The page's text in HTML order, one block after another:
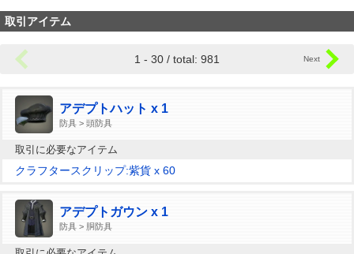
取引アイテム
1 - 30 / total: 981
アデプトハット x 1
防具 > 頭防具
取引に必要なアイテム
クラフタースクリップ:紫貨 x 60
アデプトガウン x 1
防具 > 胴防具